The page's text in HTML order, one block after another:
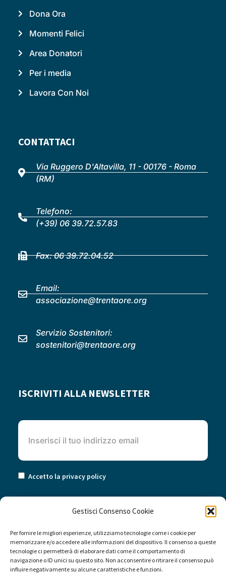
Gestisci Consenso Cookie
Per fornire le migliori esperienze, utilizziamo tecnologie come i cookie per
memorizzare e/o accedere alle informazioni del dispositivo. Il consenso a queste
tecnologie ci permetterà di elaborare dati come il comportamento di
navigazione o ID unici su questo sito. Non acconsentire o ritirare il consenso può
influire negativamente su alcune caratteristiche e funzioni.
Dona Ora
Momenti Felici
Area Donatori
Per i media
Lavora Con Noi
CONTATTACI
Via Ruggero D'Altavilla, 11 - 00176 - Roma
(RM)
Telefono:
(+39) 06 39.72.57.83
Fax: 06 39.72.04.52
Email:
associazione@trentaore.org
Servizio Sostenitori:
sostenitori@trentaore.org
ISCRIVITI ALLA NEWSLETTER
Accetto la privacy policy